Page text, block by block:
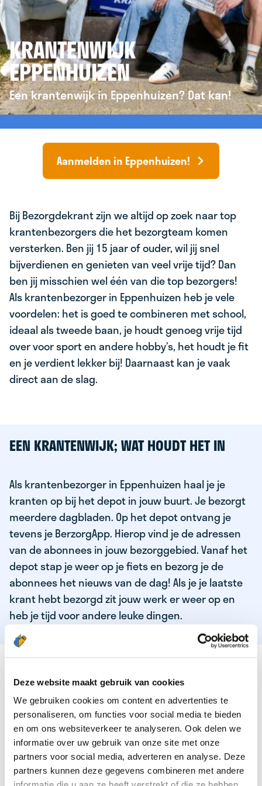
Deze website maakt gebruik van cookies
We gebruiken cookies om content en advertenties te
personaliseren, om functies voor social media te bieden
en om ons websiteverkeer te analyseren. Ook delen we
informatie over uw gebruik van onze site met onze
partners voor social media, adverteren en analyse. Deze
partners kunnen deze gegevens combineren met andere
KRANTENWIJK
EPPENHUIZEN
Een krantenwijk in Eppenhuizen? Dat kan!
Aanmelden in Eppenhuizen!
Bij Bezorgdekrant zijn we altijd op zoek naar top
krantenbezorgers die het bezorgteam komen
versterken. Ben jij 15 jaar of ouder, wil jij snel
bijverdienen en genieten van veel vrije tijd? Dan
ben jij misschien wel één van die top bezorgers!
Als krantenbezorger in Eppenhuizen heb je vele
voordelen: het is goed te combineren met school,
ideaal als tweede baan, je houdt genoeg vrije tijd
over voor sport en andere hobby’s, het houdt je fit
en je verdient lekker bij! Daarnaast kan je vaak
direct aan de slag.
EEN KRANTENWIJK; WAT HOUDT HET IN
Als krantenbezorger in Eppenhuizen haal je je
kranten op bij het depot in jouw buurt. Je bezorgt
meerdere dagbladen. Op het depot ontvang je
tevens je BerzorgApp. Hierop vind je de adressen
van de abonnees in jouw bezorggebied. Vanaf het
depot stap je weer op je fiets en bezorg je de
abonnees het nieuws van de dag! Als je je laatste
krant hebt bezorgd zit jouw werk er weer op en
heb je tijd voor andere leuke dingen.
DEZE KWALITEITEN HEEFT ONZE TOP
KRANTENBEZORGER
Je bent verantwoordelijk en zelfstandig
Je houdt van lekker bewegen in de frisse lucht
Je houdt vooral van fijn werk dat lekker bijverdient!
Je wordt blij van het bezorgen van het laatste nieuws